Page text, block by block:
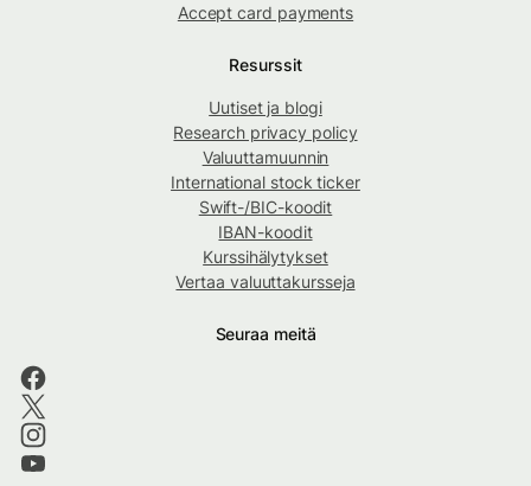
Accept card payments
Resurssit
Uutiset ja blogi
Research privacy policy
Valuuttamuunnin
International stock ticker
Swift-/BIC-koodit
IBAN-koodit
Kurssihälytykset
Vertaa valuuttakursseja
Seuraa meitä